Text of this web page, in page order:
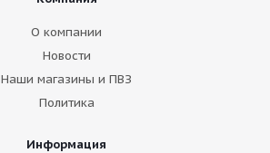
О компании
Новости
Наши магазины и ПВЗ
Политика
Информация